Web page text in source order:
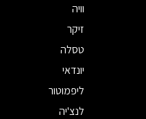
וויה
זיקר
טסלה
יונדאי
ליפמוטור
לנצ'יה